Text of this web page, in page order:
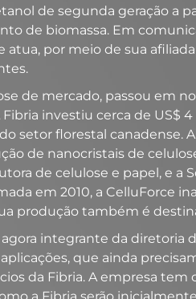
de segunda geração a
de biomassa. Em
por meio de sua
de mercado, passou em
investiu cerca de US$
setor florestal
de nanocristais de
de celulose e papel, e a
em 2010, a CelluForce
produção também é
integrante da diretoria
que ainda
da Fibria. A empresa